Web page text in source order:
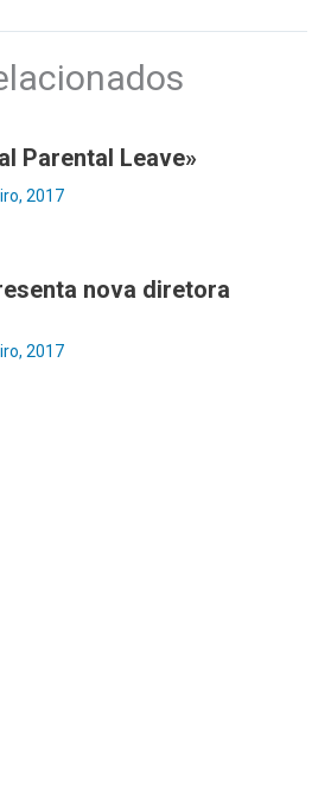
Parental Leave»
2017
nova diretora
2017